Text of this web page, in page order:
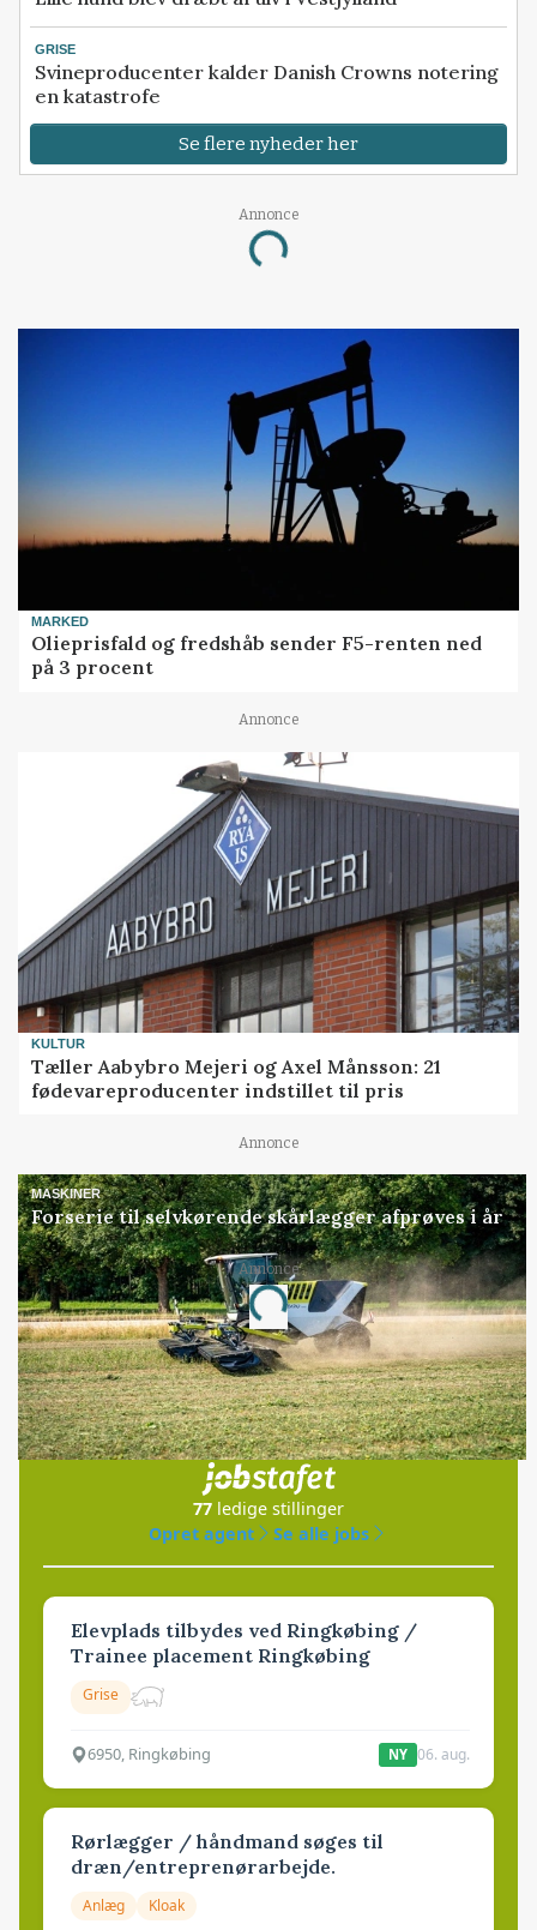
GRISE
Svineproducenter kalder Danish Crowns notering
en katastrofe
Se flere nyheder her
Annonce
Loading...
MARKED
Olieprisfald og fredshåb sender F5-renten ned
på 3 procent
Annonce
KULTUR
Tæller Aabybro Mejeri og Axel Månsson: 21
fødevareproducenter indstillet til pris
Annonce
MASKINER
Forserie til selvkørende skårlægger afprøves i år
Annonce
Loading...
Jobs
i samarbejde med
77 ledige stillinger
Opret agent
Se alle jobs
Elevplads tilbydes ved Ringkøbing /
Trainee placement Ringkøbing
Grise
6950, Ringkøbing NY 06. aug.
Rørlægger / håndmand søges til
dræn/entreprenørarbejde.
Anlæg Kloak